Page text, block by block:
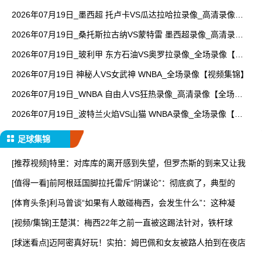
2026年07月19日_墨西超 托卢卡VS瓜达拉哈拉录像_高清录像
2026年07月19日_桑托斯拉古纳VS蒙特雷 墨西超录像_高清录像
2026年07月19日_玻利甲 东方石油VS奥罗拉录像_全场录像【视
2026年07月19日 神秘人VS女武神 WNBA_全场录像【视频集锦】
2026年07月19日_WNBA 自由人VS狂热录像_高清录像【全场回
2026年07月19日_波特兰火焰VS山猫 WNBA录像_全场录像【全
足球集锦
[推荐视频]特里：对库库的离开感到失望，但罗杰斯的到来又让我
[值得一看]前阿根廷国脚拉托雷斥“阴谋论”：彻底疯了，典型的
[体育头条]利马曾谈“如果有人敢碰梅西，会发生什么”：这种凝
[视频/集锦]王楚淇：梅西22年之前一直被这踢法针对，铁杆球
[球迷看点]迈阿密真好玩！实拍：姆巴佩和女友被路人拍到在夜店